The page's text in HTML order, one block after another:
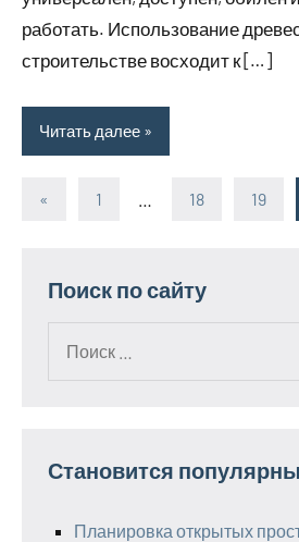
работать. Использование
строительстве восходит к […]
Читать далее
«
Предыдущие
1 18 19
Поиск по сайту
Становится
Планировка открытых